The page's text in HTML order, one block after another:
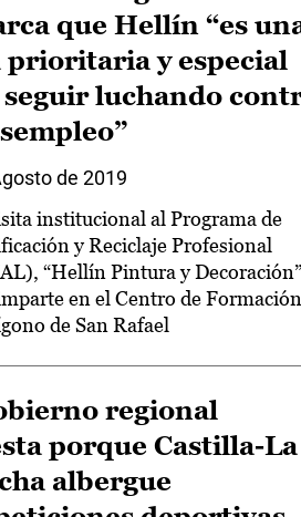
que Hellín “es
prioritaria y especial
luchando
de 2019
institucional al Programa de
y Reciclaje Profesional
“Hellín Pintura y
en el Centro de Formación
de San Rafael
regional
porque Castilla-La
albergue